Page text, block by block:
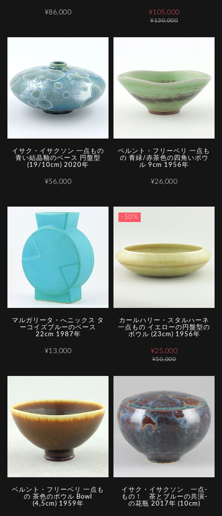
¥86,000
¥130,000
¥105,000
イサク・イサクソン 一点もの
青い結晶釉のベース 円盤型
(19/10cm) 2020年
¥56,000
ベルント・フリーベリ 一点も
の 青緑/赤茶色の四角いボウ
ル 9cm 1956年
¥26,000
マルガリータ・へニックス タ
ーコイズブルーのベース
22cm 1987年
¥13,000
-50%
カールハリー・スタルハーネ
一点もの イエローの円盤型の
ボウル (23cm) 1956年
¥50,000
¥25,000
ベルント・フリーベリ 一点も
の 茶色のボウル Bowl
(4,5cm) 1959年
イ­サ­ク­・­イ­サ­ク­ソ­ン­ ­一­点­
も­の­！­ ­茶­と­ブ­ル­ー­の­共­演­
の­花­瓶 2017年 (10cm)